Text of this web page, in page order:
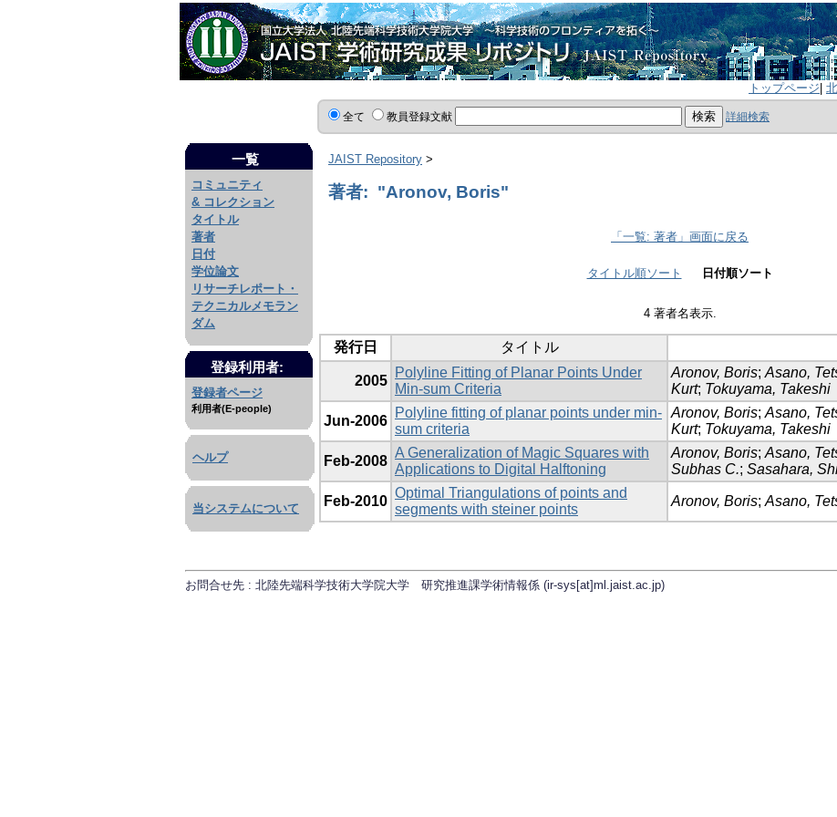
トップページ
全て 教員登録文献 詳細検索
一覧
コミュニティ
& コレクション
タイトル
著者
日付
学位論文
リサーチレポート・
テクニカルメモラン
ダム
登録利用者:
登録者ページ
利用者(E-people)
ヘルプ
当システムについて
JAIST Repository >
著者: "Aronov, Boris"
「一覧: 著者」画面に戻る
タイトル順ソート 日付順ソート
4 著者名表示.
発行日 タイトル
2005
Polyline Fitting of Planar Points Under
Min-sum Criteria
Aronov, Boris; Asano,
Kurt; Tokuyama, Takeshi
Jun-2006
Polyline fitting of planar points under min-
sum criteria
Aronov, Boris; Asano,
Kurt; Tokuyama, Takeshi
Feb-2008
A Generalization of Magic Squares with
Applications to Digital Halftoning
Aronov, Boris; Asano,
Subhas C.; Sasahara,
Feb-2010
Optimal Triangulations of points and
segments with steiner points
Aronov, Boris; Asano,
お問合せ先 : 北陸先端科学技術大学院大学 研究推進課学術情報係 (ir-sys[at]ml.jaist.ac.jp)